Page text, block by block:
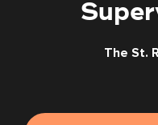
The St.